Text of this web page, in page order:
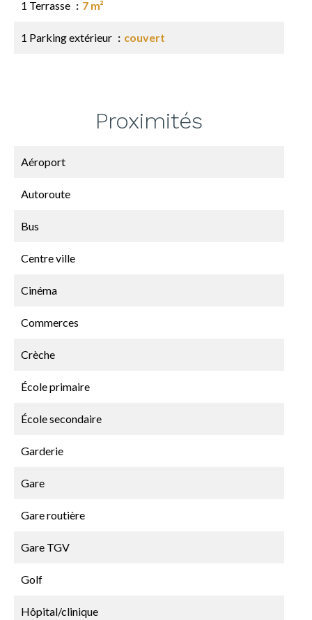
1 Terrasse 7 m²
1 Parking extérieur couvert
Proximités
Aéroport
Autoroute
Bus
Centre ville
Cinéma
Commerces
Crèche
École primaire
École secondaire
Garderie
Gare
Gare routière
Gare TGV
Golf
Hôpital/clinique